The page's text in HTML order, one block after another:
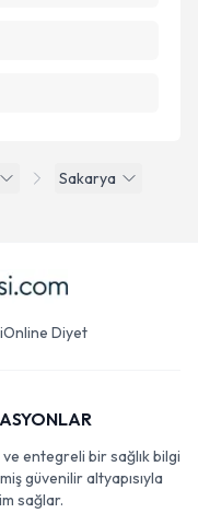
Sakarya
Online Diyet
ve entegreli bir sağlık bilgi
güvenilir altyapısıyla
sağlar.